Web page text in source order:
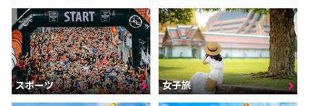
スポーツ 女子旅